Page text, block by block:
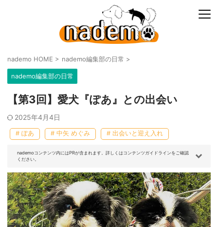
nademo HOME > nademo編集部の日常 >
nademo編集部の日常
【第3回】愛犬『ぽあ』との出会い
2025年4月4日
# ぽあ # 中矢 めぐみ # 出会いと迎え入れ
nademoコンテンツ内にはPRが含まれます。詳しくはコンテンツガイドラインをご確認
ください。